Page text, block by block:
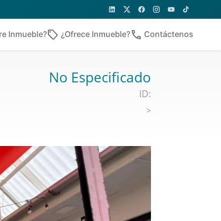
Inmueble?sell ¿Ofrece Inmueble?phone Contáctenos
No Especificado
ID:
>